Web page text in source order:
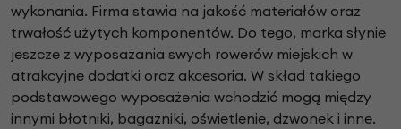
wykonania. Firma stawia na jakość materiałów oraz
trwałość użytych komponentów. Do tego, marka słynie
jeszcze z wyposażania swych rowerów miejskich w
atrakcyjne dodatki oraz akcesoria. W skład takiego
podstawowego wyposażenia wchodzić mogą między
innymi błotniki, bagażniki, oświetlenie, dzwonek i inne.